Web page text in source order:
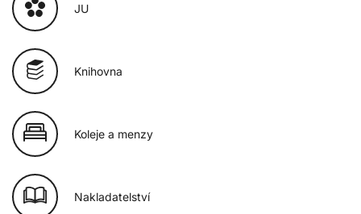
JU
Knihovna
Koleje a menzy
Nakladatelství